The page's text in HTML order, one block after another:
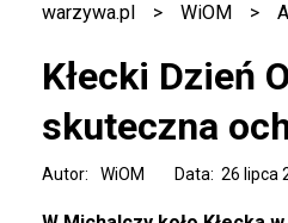
warzywa.pl > WiOM >
Kłecki Dzień
skuteczna
Data: 26 lipca
Autor: WiOM